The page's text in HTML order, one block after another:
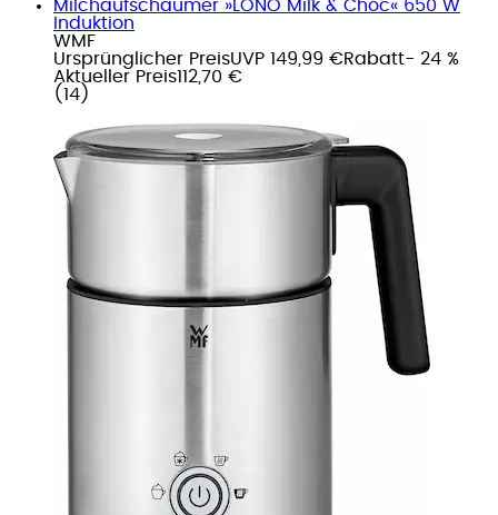
Milchaufschäumer »LONO Milk & Choc« 650 W
Induktion
WMF
Ursprünglicher PreisUVP 149,99 €Rabatt- 24 %
Aktueller Preis112,70 €
( 14 )